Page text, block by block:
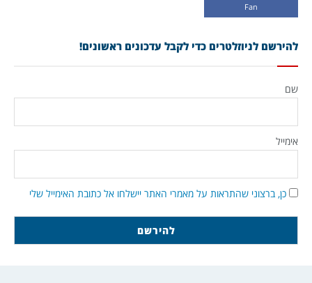
Fan
להירשם לניוזלטרים כדי לקבל עדכונים ראשונים!
שם
אימייל
כן, ברצוני שהתראות על מאמרי האתר יישלחו אל כתובת האימייל שלי